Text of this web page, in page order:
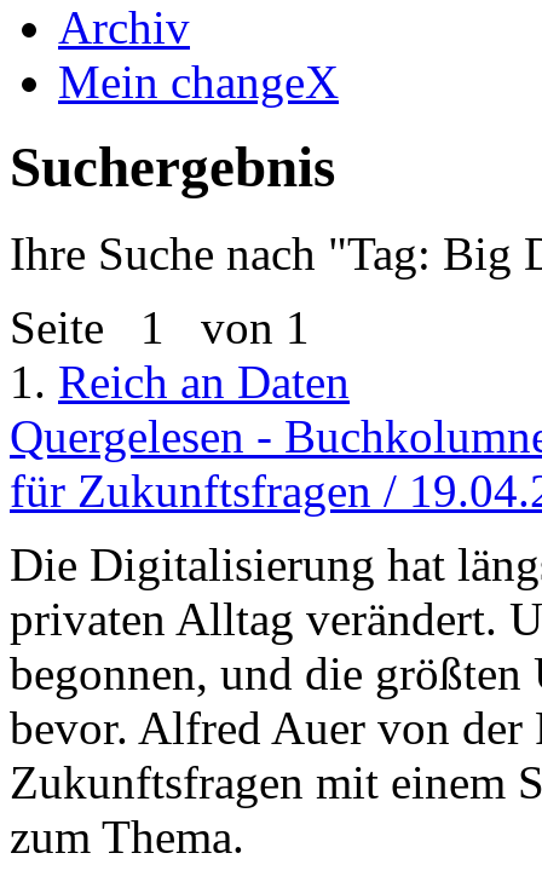
Archiv
Mein changeX
Suchergebnis
Ihre Suche nach "Tag: Big
Seite 1 von 1
1. Reich an Daten
Quergelesen -
für Zukunftsfragen /
Die Digitalisierung hat
privaten Alltag verändert.
begonnen, und die
bevor. Alfred Auer von
Zukunftsfragen mit einem
zum Thema.